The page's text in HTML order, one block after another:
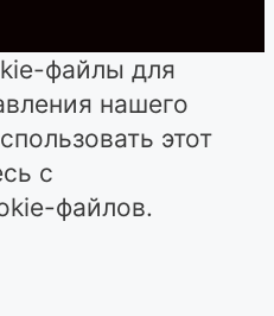
файлы для
нашего
этот
с
файлов.